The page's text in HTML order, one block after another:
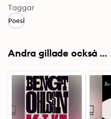
Taggar
Poesi
Andra gillade också ...